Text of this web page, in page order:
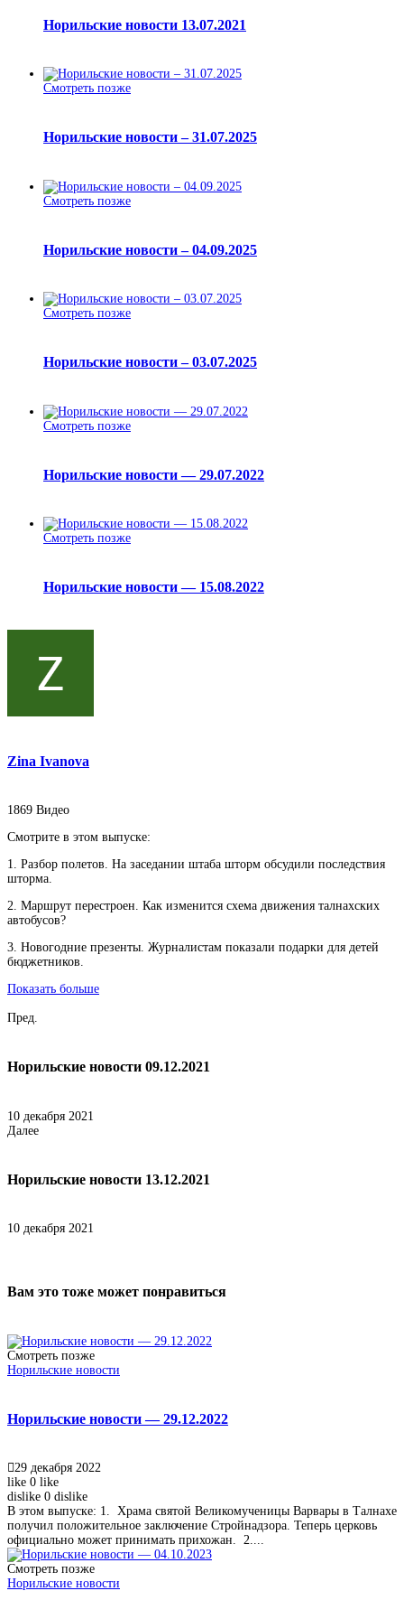
Норильские новости 13.07.2021
Смотреть позже
Норильские новости – 31.07.2025
Смотреть позже
Норильские новости – 04.09.2025
Смотреть позже
Норильские новости – 03.07.2025
Смотреть позже
Норильские новости — 29.07.2022
Смотреть позже
Норильские новости — 15.08.2022
Zina Ivanova
1869 Видео
Смотрите в этом выпуске:
1. Разбор полетов. На заседании штаба шторм обсудили последствия
шторма.
2. Маршрут перестроен. Как изменится схема движения талнахских
автобусов?
3. Новогодние презенты. Журналистам показали подарки для детей
бюджетников.
Показать больше
Пред.
Норильские новости 09.12.2021
10 декабря 2021
Далее
Норильские новости 13.12.2021
10 декабря 2021
Вам это тоже может понравиться
Смотреть позже
Норильские новости
Норильские новости — 29.12.2022
29 декабря 2022
like 0 like
dislike 0 dislike
В этом выпуске: 1. Храма святой Великомученицы Варвары в Талнахе
получил положительное заключение Стройнадзора. Теперь церковь
официально может принимать прихожан. 2....
Смотреть позже
Норильские новости